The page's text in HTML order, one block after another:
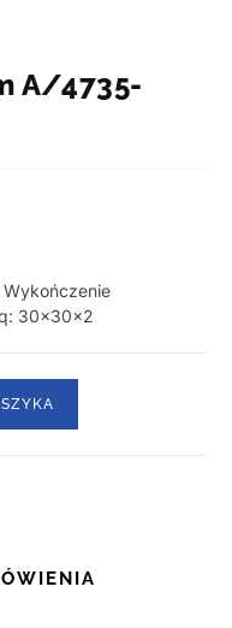
A/4735-
Wykończenie
30x30x2